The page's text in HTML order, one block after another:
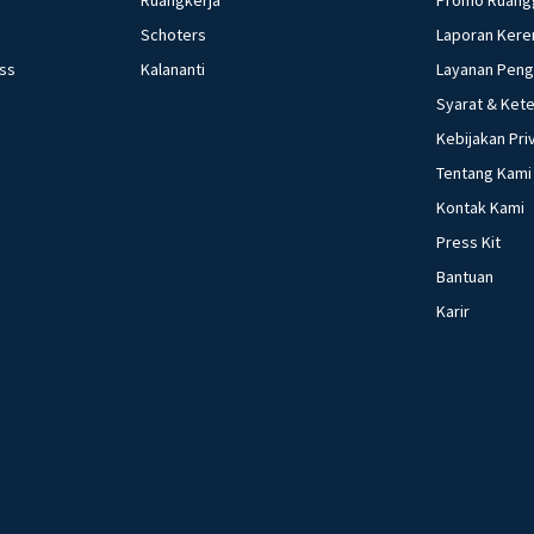
*
mudah
konflik
berbagai
cuaca
Schoters
Kalananti
Laporan
Layanan
Syarat &
Kebijakan
Tentang Kami
Kontak Kami
Press Kit
Bantuan
Karir